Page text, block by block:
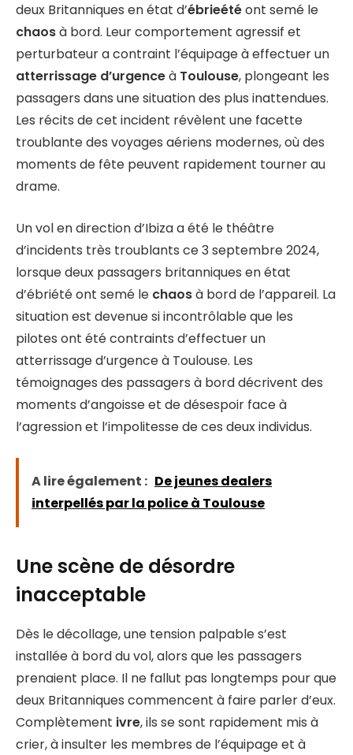
deux Britanniques en état d’ébrieétéont semé le
chaosà bord. Leur comportement agressif et
perturbateur a contraint l’équipage à effectuer un
atterrissage d’urgenceà Toulouse, plongeant les
passagers dans une situation des plus inattendues.
Les récits de cet incident révèlent une facette
troublante des voyages aériens modernes, où des
moments de fête peuvent rapidement tourner au
drame.
Un vol en direction d’Ibiza a été le théâtre
d’incidents très troublants ce 3 septembre 2024,
lorsque deux passagers britanniques en état
d’ébriété ont semé le chaosà bord de l’appareil. La
situation est devenue si incontrôlable que les
pilotes ont été contraints d’effectuer un
atterrissage d’urgence à Toulouse. Les
témoignages des passagers à bord décrivent des
moments d’angoisse et de désespoir face à
l’agression et l’impolitesse de ces deux individus.
A lire également : De jeunes dealers
interpellés par la police à Toulouse
Une scène de désordre
inacceptable
Dès le décollage, une tension palpable s’est
installée à bord du vol, alors que les passagers
prenaient place. Il ne fallut pas longtemps pour que
deux Britanniques commencent à faire parler d’eux.
Complètement ivre, ils se sont rapidement mis à
crier, à insulter les membres de l’équipage et à